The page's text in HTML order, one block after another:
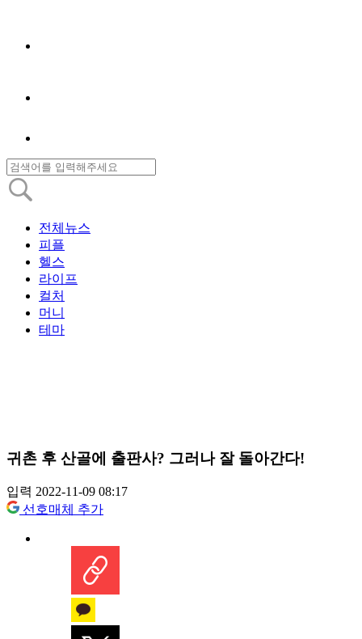
전체뉴스
피플
헬스
라이프
컬처
머니
테마
귀촌 후 산골에 출판사? 그러나 잘 돌아간다!
입력 2022-11-09 08:17
선호매체 추가